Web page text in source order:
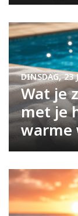
Wat je
met je
warme
DINSDAG, 23